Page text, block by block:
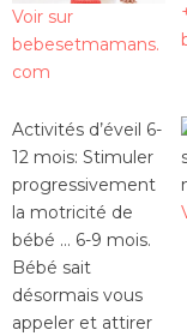
Voir sur
bebesetmamans.
com
Activités d’éveil 6-
12 mois: Stimuler
progressivement
la motricité de
bébé … 6-9 mois.
Bébé sait
désormais vous
appeler et attirer